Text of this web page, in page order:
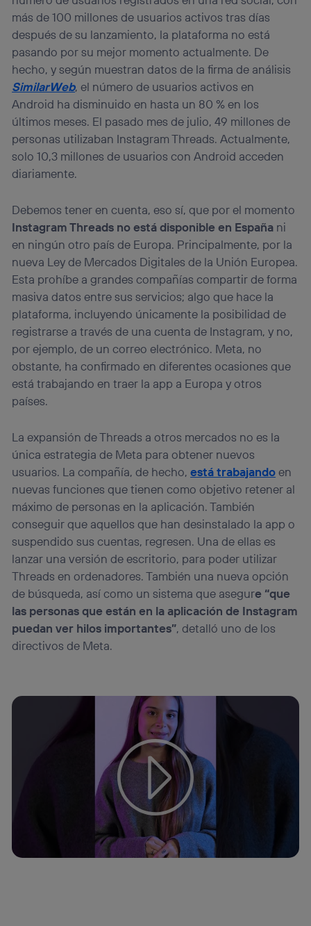
más de 100 millones de usuarios activos tras días
después de su lanzamiento, la plataforma no está
pasando por su mejor momento actualmente. De
hecho, y según muestran datos de la firma de análisis
SimilarWeb, el número de usuarios activos en
Android ha disminuido en hasta un 80 % en los
últimos meses. El pasado mes de julio, 49 millones de
personas utilizaban Instagram Threads. Actualmente,
solo 10,3 millones de usuarios con Android acceden
diariamente.
Debemos tener en cuenta, eso sí, que por el momento
Instagram Threads no está disponible en España ni
en ningún otro país de Europa. Principalmente, por la
nueva Ley de Mercados Digitales de la Unión Europea.
Esta prohíbe a grandes compañías compartir de forma
masiva datos entre sus servicios; algo que hace la
plataforma, incluyendo únicamente la posibilidad de
registrarse a través de una cuenta de Instagram, y no,
por ejemplo, de un correo electrónico. Meta, no
obstante, ha confirmado en diferentes ocasiones que
está trabajando en traer la app a Europa y otros
países.
La expansión de Threads a otros mercados no es la
única estrategia de Meta para obtener nuevos
usuarios. La compañía, de hecho,está trabajandoen
nuevas funciones que tienen como objetivo retener al
máximo de personas en la aplicación. También
conseguir que aquellos que han desinstalado la app o
suspendido sus cuentas, regresen. Una de ellas es
lanzar una versión de escritorio, para poder utilizar
Threads en ordenadores. También una nueva opción
de búsqueda, así como un sistema que asegure “que
las personas que están en la aplicación de Instagram
puedan ver hilos importantes”, detalló uno de los
directivos de Meta.